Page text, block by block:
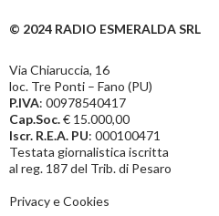
© 2024 RADIO ESMERALDA SRL
Via Chiaruccia, 16
loc. Tre Ponti – Fano (PU)
P.IVA: 00978540417
Cap.Soc.€ 15.000,00
Iscr. R.E.A. PU: 000100471
Testata giornalistica iscritta
al reg. 187 del Trib. di Pesaro
Privacy e Cookies